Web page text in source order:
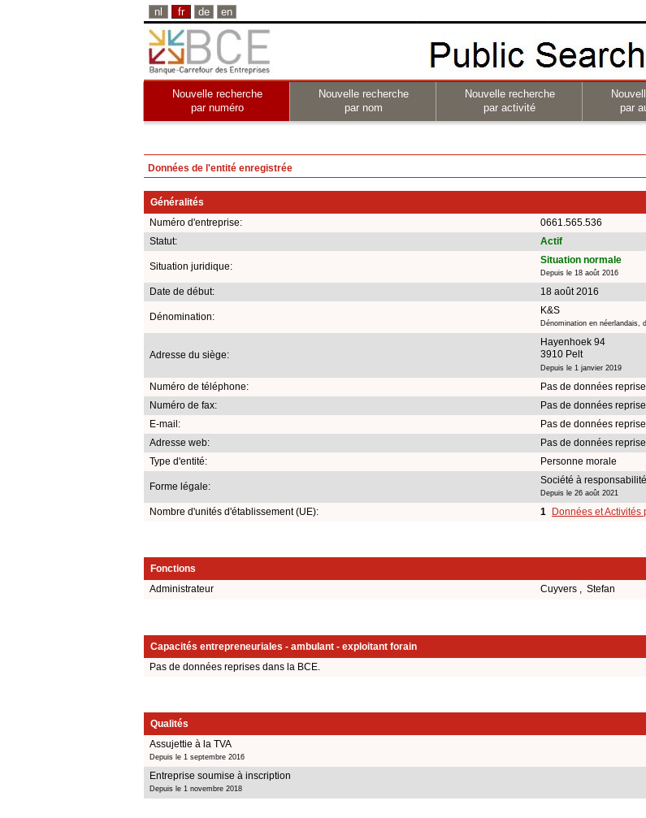
nl fr de en
Nouvelle recherche
par numéro
Nouvelle recherche
par nom
Nouvelle recherche
par activité
par
Données de l'entité enregistrée
Généralités
Numéro d'entreprise:
0661.565.536
Statut:
Actif
Situation juridique:
Situation normale
Depuis le 18 août 2016
Date de début: 18 août 2016
Dénomination:
K&S
Dénomination en néerlandais,
Adresse du siège:
Hayenhoek 94
3910 Pelt
Depuis le 1 janvier 2019
Numéro de téléphone:
Pas de données
Numéro de fax:
Pas de données
E-mail:
Pas de données
Adresse web:
Pas de données
Type d'entité:
Personne morale
Forme légale:
Société à
Depuis le 26 août 2021
Nombre d'unités d'établissement (UE): 1 Données et Activités
Fonctions
Administrateur
Cuyvers , Stefan
Capacités entrepreneuriales - ambulant - exploitant forain
Pas de données reprises dans la BCE.
Qualités
Assujettie à la TVA
Depuis le 1 septembre 2016
Entreprise soumise à inscription
Depuis le 1 novembre 2018